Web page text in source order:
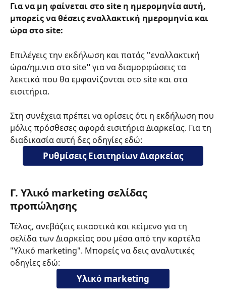
Για να μη φαίνεται στο site η ημερομηνία αυτή,
μπορείς να θέσεις εναλλακτική ημερομηνία και
ώρα στο site:
Επιλέγεις την εκδήλωση και πατάς ''εναλλακτική
ώρα/ημ.νια στο site'' για να διαμορφώσεις τα
λεκτικά που θα εμφανίζονται στο site και στα
εισιτήρια.
Στη συνέχεια πρέπει να ορίσεις ότι η εκδήλωση που
μόλις πρόσθεσες αφορά εισιτήρια Διαρκείας. Για τη
διαδικασία αυτή δες οδηγίες εδώ:
Ρυθμίσεις Εισιτηρίων Διαρκείας
Γ. Υλικό marketing σελίδας
προπώλησης
Τέλος, ανεβάζεις εικαστικά και κείμενο για τη
σελίδα των Διαρκείας σου μέσα από την καρτέλα
"Υλικό marketing". Μπορείς να δεις αναλυτικές
οδηγίες εδώ:
Υλικό marketing